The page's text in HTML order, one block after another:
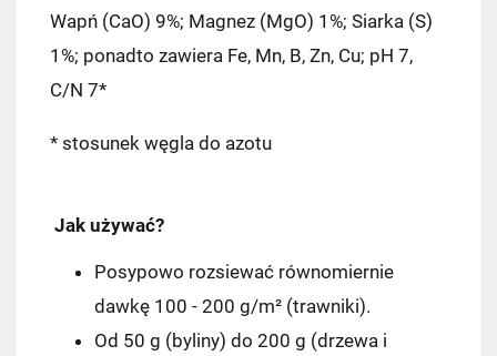
Wapń (CaO) 9%; Magnez (MgO) 1%; Siarka (S)
1%; ponadto zawiera Fe, Mn, B, Zn, Cu; pH 7,
C/N 7*
* stosunek węgla do azotu
Jak używać?
Posypowo rozsiewać równomiernie
dawkę 100 - 200 g/m² (trawniki).
Od 50 g (byliny) do 200 g (drzewa i